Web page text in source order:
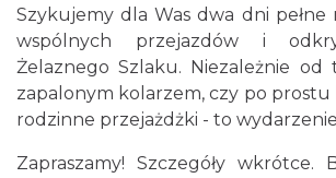
18.40 km
Szykujemy dla Was dwa dni pełne
wspólnych przejazdów i
Żelaznego Szlaku. Niezależnie od
zapalonym kolarzem, czy po prostu
rodzinne przejażdżki - to
Zapraszamy! Szczegóły wkrótce.